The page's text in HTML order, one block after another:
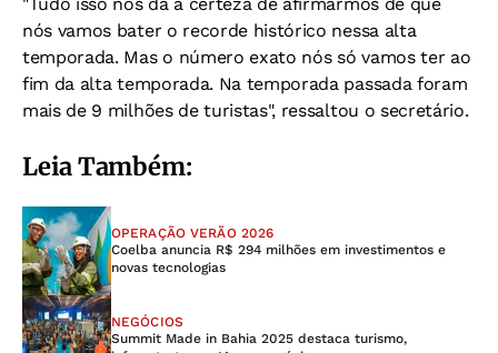
nós vamos bater o recorde histórico nessa alta
temporada. Mas o número exato nós só vamos ter ao
fim da alta temporada. Na temporada passada foram
mais de 9 milhões de turistas", ressaltou o secretário.
Leia Também:
OPERAÇÃO VERÃO 2026
Coelba anuncia R$ 294 milhões em investimentos e
novas tecnologias
NEGÓCIOS
Summit Made in Bahia 2025 destaca turismo,